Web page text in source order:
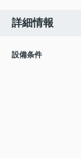
詳細情報
設備条件